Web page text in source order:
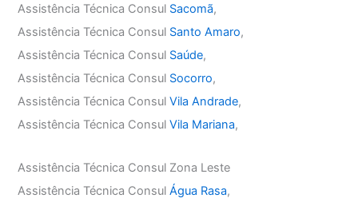
Assistência Técnica Consul Sacomã,
Assistência Técnica Consul Santo Amaro,
Assistência Técnica Consul Saúde,
Assistência Técnica Consul Socorro,
Assistência Técnica ConsulVila Andrade,
Assistência Técnica ConsulVila Mariana,
Assistência Técnica Consul Zona Leste
Assistência Técnica ConsulÁgua Rasa,